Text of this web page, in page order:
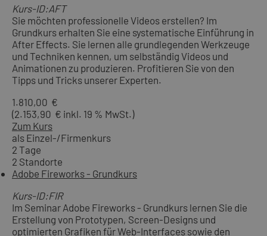
Kurs-ID:AFT
Sie möchten professionelle Videos erstellen? Im
Grundkurs erhalten Sie eine systematische Einführung in
After Effects. Sie lernen alle grundlegenden Werkzeuge
und Techniken kennen, um selbständig Videos und
Animationen zu produzieren. Profitieren Sie von den
Tipps und Tricks unserer Experten.
1.810,00 €
(2.153,90 € inkl. 19 % MwSt.)
Zum Kurs
als Einzel-/Firmenkurs
2 Tage
2 Standorte
Adobe Fireworks - Grundkurs
Kurs-ID:FIR
Im Seminar Adobe Fireworks - Grundkurs lernen Sie die
Erstellung von Prototypen, Screen-Designs und
optimierten Grafiken für Web-Interfaces sowie den